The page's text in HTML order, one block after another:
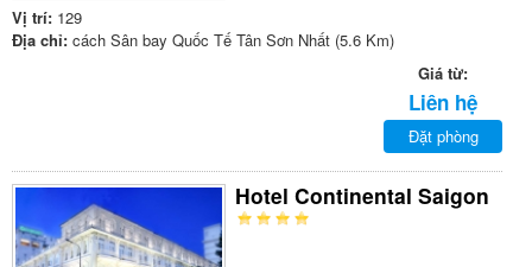
Vị trí: 129
Địa chỉ: cách Sân bay Quốc Tế Tân Sơn Nhất (5.6 Km)
Giá từ:
Liên hệ
Đặt phòng
Hotel Continental Saigon